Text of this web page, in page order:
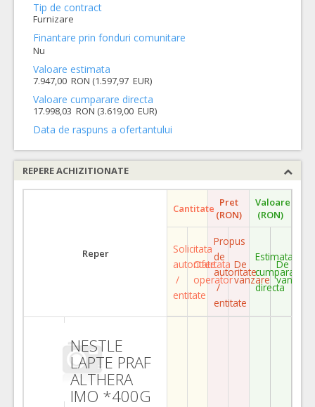
Tip de contract
Furnizare
Finantare prin fonduri comunitare
Nu
Valoare estimata
7.947,00 RON (1.597,97 EUR)
Valoare cumparare directa
17.998,03 RON (3.619,00 EUR)
Data de raspuns a ofertantului
REPERE ACHIZITIONATE
Reper
Cantitate Pret
(RON)
Valoare
(RON)
Solicitata
autoritate
/
entitate
Ofertata
operator
Propus
de
autoritate
/
entitate
De
vanzare
Estimata
cumparare
directa
De
vanzare
NESTLE
LAPTE PRAF
ALTHERA
IMO *400G